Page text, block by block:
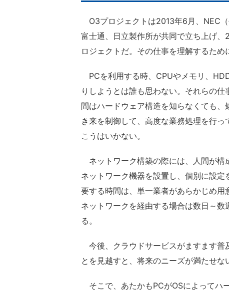
O3プロジェクトは2013年6月、NEC
富士通、日立製作所が共同で立ち上げ
ロジェクトだ。その仕事を理解するため
PCを利用する時、CPUやメモリ、
りしようとは誰も思わない。それらの
間はハードウェア構造を知らなくても
き来を制御して、高度な業務処理を行
こうはいかない。
ネットワーク構築の際には、人間が構
ネットワーク機器を設置し、個別に設
要する時間は、単一業者があらかじめ
ネットワークを経由する場合は数日～
る。
今後、クラウドサービスがますます普
とを見越すと、将来のニーズが満たせな
そこで、あたかもPCがOSによってハ